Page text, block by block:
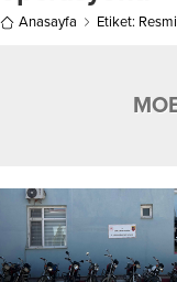
Anasayfa Etiket: